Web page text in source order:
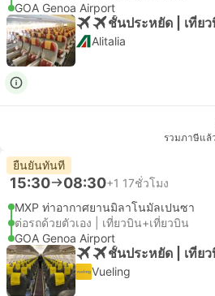
GOA Genoa Airport
ชั้นประหยัด | เที่ย
Alitalia
รวมภาษีแล้
ยืนยันทันที
15:30 08:30+1 17ชั่วโมง
MXP ท่าอากาศยานมิลาโนมัลเปนซา
ต่อรถด้วยตัวเอง | เที่ยวบิน+เที่ยวบิน
GOA Genoa Airport
ชั้นประหยัด | เที่ย
Vueling